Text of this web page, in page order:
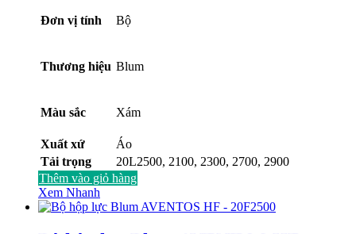
Đơn vị tính Bộ
Thương hiệu Blum
Màu sắc Xám
Xuất xứ
Áo
Tải trọng
20L2500, 2100, 2300, 2700, 2900
Thêm vào giỏ hàng
Xem Nhanh